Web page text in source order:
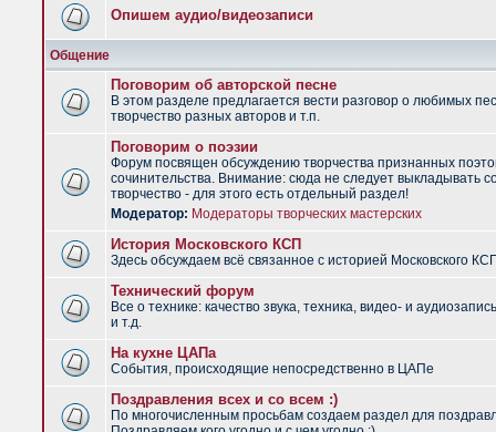
Опишем аудио/видеозаписи
Общение
Поговорим об авторской песне
В этом разделе предлагается вести разговор о любимых
творчество разных авторов и т.п.
Поговорим о поэзии
Форум посвящен обсуждению творчества признанных
сочинительства. Внимание: сюда не следует выкладывать
творчество - для этого есть отдельный раздел!
Модератор: Модераторы творческих мастерских
История Московского КСП
Здесь обсуждаем всё связанное с историей Московского
Технический форум
Все о технике: качество звука, техника, видео- и
и т.д.
На кухне ЦАПа
События, происходящие непосредственно в ЦАПе
Поздравления всех и со всем :)
По многочисленным просьбам создаем раздел для